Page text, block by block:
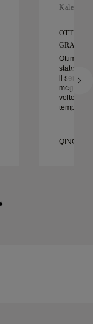
Kaleida
OTTIMO
GRANDE
Ottimo
stato
il servizio
meglio,
volte è
tempo,
gioielli di
QING JI,